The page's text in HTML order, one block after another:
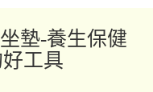
墊-養生保健
工具